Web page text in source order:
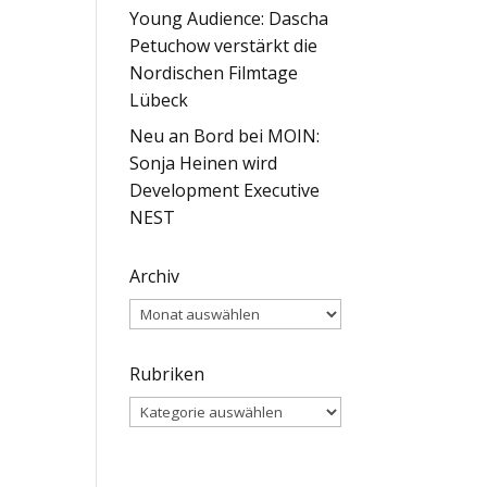
Young Audience: Dascha
Petuchow verstärkt die
Nordischen Filmtage
Lübeck
Neu an Bord bei MOIN:
Sonja Heinen wird
Development Executive
NEST
Archiv
Archiv
Rubriken
Rubriken